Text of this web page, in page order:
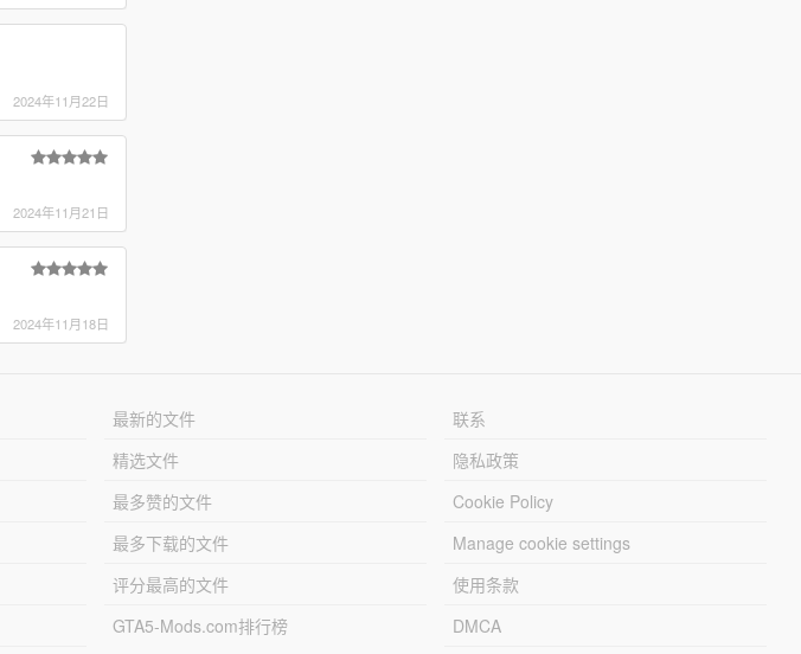
2024年11月22日
2024年11月21日
2024年11月18日
最新的文件
精选文件
最多赞的文件
最多下载的文件
评分最高的文件
GTA5-Mods.com排行榜
联系
隐私政策
Cookie Policy
Manage cookie settings
使用条款
DMCA